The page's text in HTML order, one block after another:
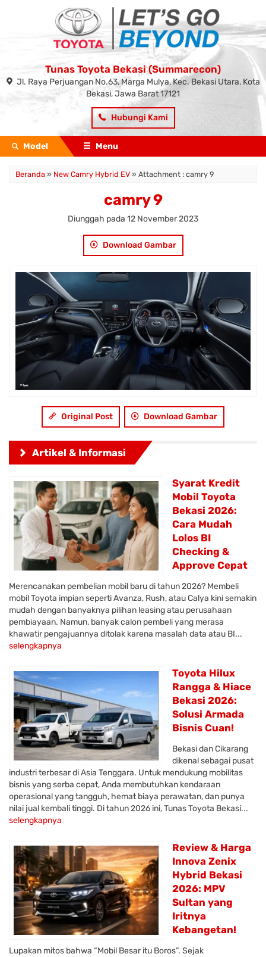
Tunas Toyota Bekasi (Summarecon)
Jl. Raya Perjuangan No.63, Marga Mulya, Kec. Bekasi Utara, Kota
Bekasi, Jawa Barat 17121
Hubungi Kami
Model Menu
Beranda » New Camry Hybrid EV » Attachment : camry 9
camry 9
Diunggah pada 12 November 2023
Download Gambar
Original Post Download Gambar
Artikel & Informasi
Syarat Kredit
Mobil Toyota
Bekasi 2026:
Cara Mudah
Lolos BI
Checking &
Approve Cepat
Merencanakan pembelian mobil baru di tahun 2026? Membeli
mobil Toyota impian seperti Avanza, Rush, atau Calya kini semakin
mudah dengan banyaknya pilihan leasing atau perusahaan
pembiayaan. Namun, banyak calon pembeli yang merasa
khawatir pengajuannya ditolak karena masalah data atau BI...
selengkapnya
Toyota Hilux
Rangga & Hiace
Bekasi 2026:
Solusi Armada
Bisnis Cuan!
Bekasi dan Cikarang
dikenal sebagai pusat
industri terbesar di Asia Tenggara. Untuk mendukung mobilitas
bisnis yang serba cepat, Anda membutuhkan kendaraan
operasional yang tangguh, hemat biaya perawatan, dan punya
nilai jual kembali tinggi. Di tahun 2026 ini, Tunas Toyota Bekasi...
selengkapnya
Review & Harga
Innova Zenix
Hybrid Bekasi
2026: MPV
Sultan yang
Iritnya
Kebangetan!
Lupakan mitos bahwa “Mobil Besar itu Boros”. Sejak